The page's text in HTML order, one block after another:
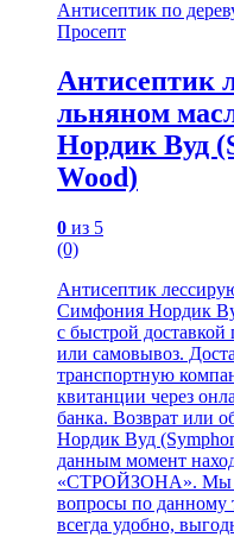
Антисептик по
Просепт
Антисептик
льняном
Нордик Вуд
Wood)
0 из 5
(0)
Антисептик
Симфония Нордик
с быстрой
или самовывоз.
транспортную
квитанции через
банка. Возврат или
Нордик Вуд
данным момент
«СТРОЙЗОНА». Мы
вопросы по данному
всегда удобно,